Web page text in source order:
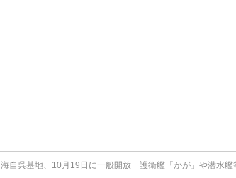
海自呉基地、10月19日に一般開放 護衛艦「かが」や潜水艦